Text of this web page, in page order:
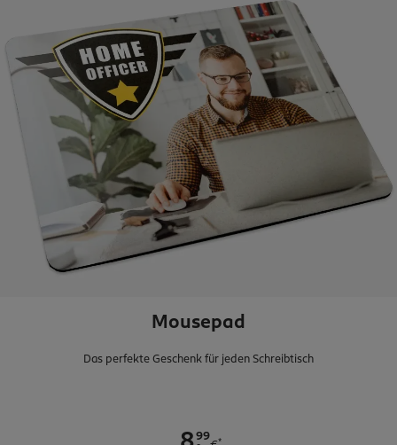
Mousepad
Das perfekte Geschenk für jeden Schreibtisch
99 *